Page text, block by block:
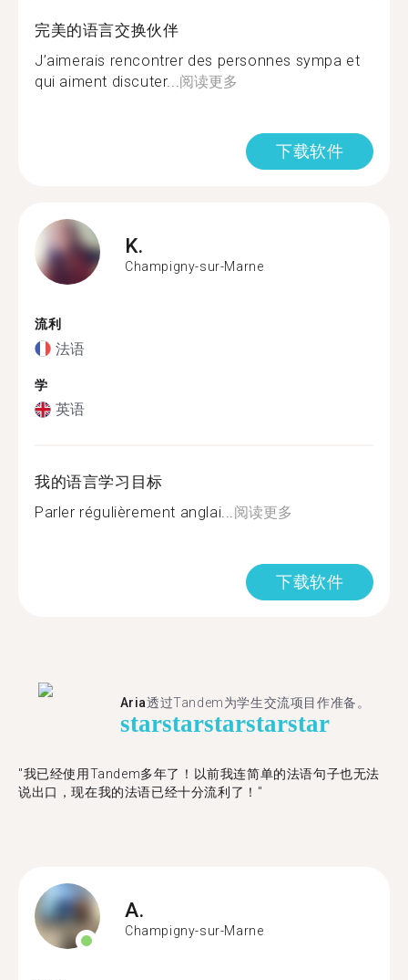
完美的语言交换伙伴
J’aimerais rencontrer des personnes sympa et
qui aiment discuter...阅读更多
下载软件
K.
Champigny-sur-Marne
流利
法语
学
英语
我的语言学习目标
Parler régulièrement anglai...阅读更多
下载软件
Aria透过Tandem为学生交流项目作准备。
starstarstarstarstar
"​​我已经使用Tandem多年了！以前我连简单的法语句子也无法
说出口，现在我的法语已经十分流利了！"
A.
Champigny-sur-Marne